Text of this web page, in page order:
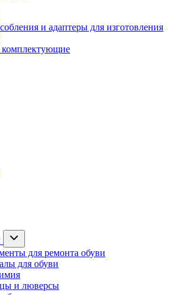
и адаптеры для изготовления
для ремонта обуви
для обуви
и люверсы